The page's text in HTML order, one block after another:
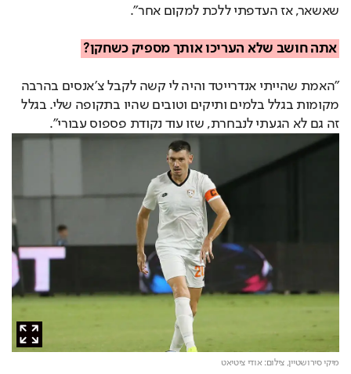
שאשאר, אז העדפתי ללכת למקום אחר".
אתה חושב שלא העריכו אותך מספיק כשחקן?
"האמת שהייתי אנדרייטד והיה לי קשה לקבל צ'אנסים בהרבה
מקומות בגלל בלמים ותיקים וטובים שהיו בתקופה שלי. בגלל
זה גם לא הגעתי לנבחרת, שזו עוד נקודת פספוס עבורי".
מיקי סירושטיין, צילום: אודי ציטיאט